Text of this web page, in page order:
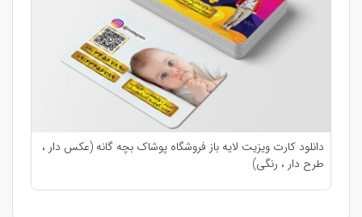
دانلود کارت ویزیت لایه باز فروشگاه پوشاک بچه گانه (عکس دار ،
طرح دار ، رنگی)